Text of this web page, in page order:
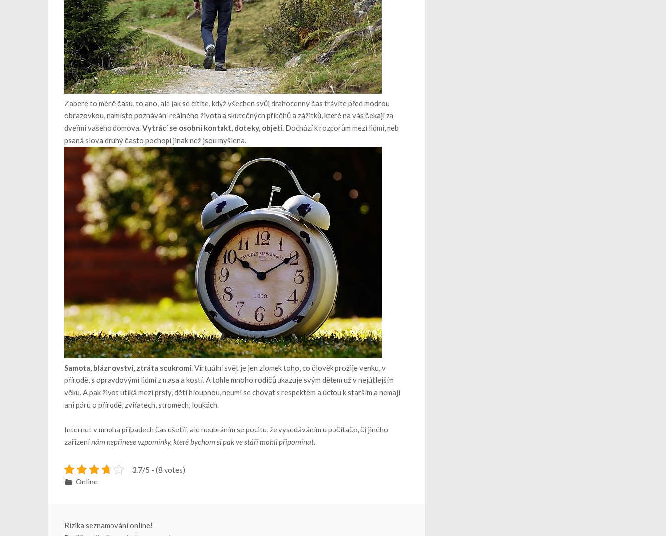
Zabere to méně času, to ano, ale jak se cítíte, když všechen svůj drahocenný čas trávíte před modrou
obrazovkou, namísto poznávání reálného života a skutečných příběhů a zážitků, které na vás čekají za
dveřmi vašeho domova.Vytrácí se osobní kontakt, doteky, objetí. Dochází k rozporům mezi lidmi, neb
psaná slova druhý často pochopí jinak než jsou myšlena.
Samota, bláznovství, ztráta soukromí. Virtuální svět je jen zlomek toho, co člověk prožije venku, v
přírodě, s opravdovými lidmi z masa a kostí. A tohle mnoho rodičů ukazuje svým dětem už v nejútlejším
věku. A pak život utíká mezi prsty, děti hloupnou, neumí se chovat s respektem a úctou k starším a nemají
ani páru o přírodě, zvířatech, stromech, loukách.
Internet v mnoha případech čas ušetří, ale neubráním se pocitu, že vysedáváním u počítače, či jiného
zařízenínám nepřinese vzpomínky, které bychom si pak ve stáří mohli připomínat.
3.7/5 - (8 votes)
Online
Navigace
Rizika seznamování online!